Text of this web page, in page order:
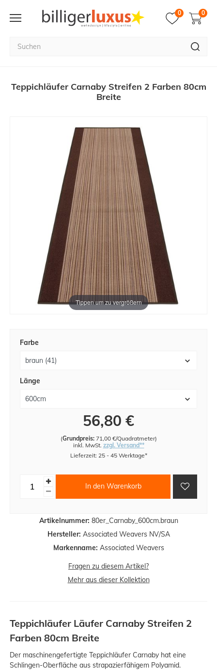
0 0
Teppichläufer Carnaby Streifen 2 Farben 80cm
Breite
Tippen um zu vergrößern
Artikelnummer: 80er_Carnaby_600cm.braun
Hersteller: Associated Weavers NV/SA
Markenname: Associated Weavers
Farbe
Länge
56,80 €
(Grundpreis: 71,00 €/Quadratmeter)
inkl. MwSt. zzgl. Versand**
Lieferzeit: 25 - 45 Werktage*
In den Warenkorb
Fragen zu diesem Artikel?
Mehr aus dieser Kollektion
Teppichläufer Läufer Carnaby Streifen 2
Farben 80cm Breite
Der maschinengefertigte Teppichläufer Carnaby hat eine
Schlingen-Oberfläche aus strapazierfähigem Polyamid.